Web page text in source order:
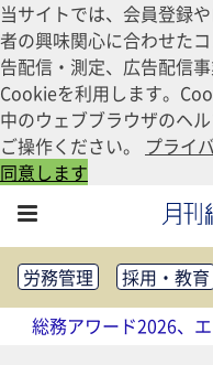
当サイトでは、会員登録
者の興味関心に合わせた
告配信・測定、広告配信
Cookieを利用します。
中のウェブブラウザのヘ
ご操作ください。 プライ
同意します
労務管理 採用・教育
健康経営
働き方改革
法務・コンプライアン
総務アワード2026、